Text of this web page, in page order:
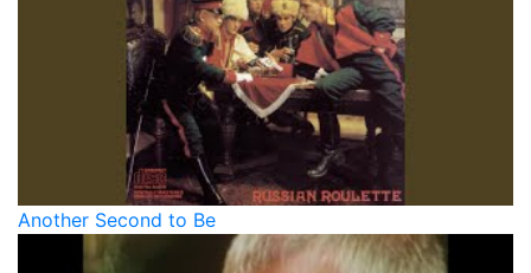
Another Second to Be